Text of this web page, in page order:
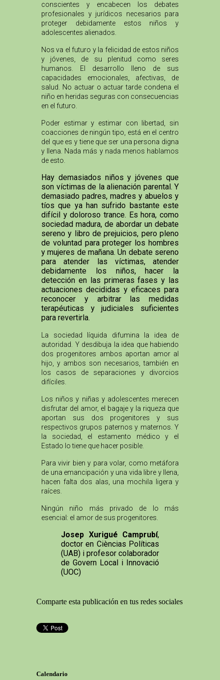
conscientes y encabecen los debates
profesionales y jurídicos necesarios para
proteger debidamente estos niños y
adolescentes alienados.
Nos va el futuro y la felicidad de estos niños
y jóvenes, de su plenitud como seres
humanos. El desarrollo lleno de sus
capacidades emocionales, afectivas, de
salud. No actuar o actuar tarde condena el
niño en heridas seguras con consecuencias
en el futuro.
Poder estimar y estimar con libertad, sin
coacciones de ningún tipo, está en el centro
del que es y tiene que ser una persona digna
y llena. Nada más y nada menos hablamos
de esto.
Hay demasiados niños y jóvenes que
son víctimas de la alienación parental. Y
demasiado padres, madres y abuelos y
tíos que ya han sufrido bastante este
difícil y doloroso trance. Es hora, como
sociedad madura, de abordar un debate
sereno y libro de prejuicios, pero pleno
de voluntad para proteger los hombres
y mujeres de mañana. Un debate sereno
para atender las víctimas, atender
debidamente los niños, hacer la
detección en las primeras fases y las
actuaciones decididas y eficaces para
reconocer y arbitrar las medidas
terapéuticas y judiciales suficientes
para revertirla.
La sociedad líquida difumina la idea de
autoridad. Y desdibuja la idea que habiendo
dos progenitores ambos aportan amor al
hijo, y ambos son necesarios, también en
los casos de separaciones y divorcios
difíciles.
Los niños y niñas y adolescentes merecen
disfrutar del amor, el bagaje y la riqueza que
aportan sus dos progenitores y sus
respectivos grupos paternos y maternos. Y
la sociedad, el estamento médico y el
Estado lo tiene que hacer posible.
Para vivir bien y para volar, como metáfora
de una emancipación y una vida libre y llena,
hacen falta dos alas, una mochila ligera y
raíces.
Ningún niño más privado de lo más
esencial: el amor de sus progenitores.
Josep Xurigué Camprubí,
doctor en Cièncias Políticas
(UAB) i profesor colaborador
de Govern Local i Innovació
(UOC)
Comparte esta publicación en tus redes sociales
Calendario